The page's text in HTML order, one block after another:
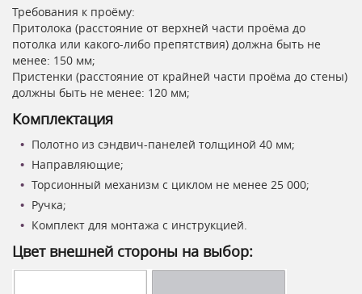
Требования к проёму:
Притолока (расстояние от верхней части проёма до
потолка или какого-либо препятствия) должна быть не
менее: 150 мм;
Пристенки (расстояние от крайней части проёма до стены)
должны быть не менее: 120 мм;
Комплектация
Полотно из сэндвич-панелей толщиной 40 мм;
Направляющие;
Торсионный механизм с циклом не менее 25 000;
Ручка;
Комплект для монтажа с инструкцией.
Цвет внешней стороны на выбор: